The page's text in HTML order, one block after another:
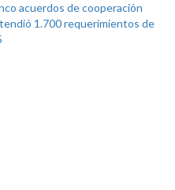
acuerdos de cooperación
1.700 requerimientos de